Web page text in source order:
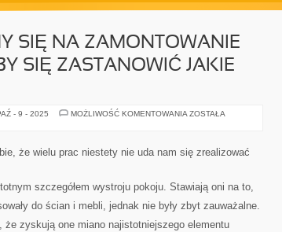
SIĘ NA ZAMONTOWANIE
SIĘ ZASTANOWIĆ JAKIE
- 9 - 2025 MOŻLIWOŚĆ KOMENTOWANIA KIEDY
ZAMONTOWANIE
ROLET
ZASTANOWIĆ
JAKIE
WOBEC
ZOSTAŁA
że wielu prac niestety nie uda nam się zrealizować
szczegółem wystroju pokoju. Stawiają oni na to,
do ścian i mebli, jednak nie były zbyt zauważalne.
zyskują one miano najistotniejszego elementu